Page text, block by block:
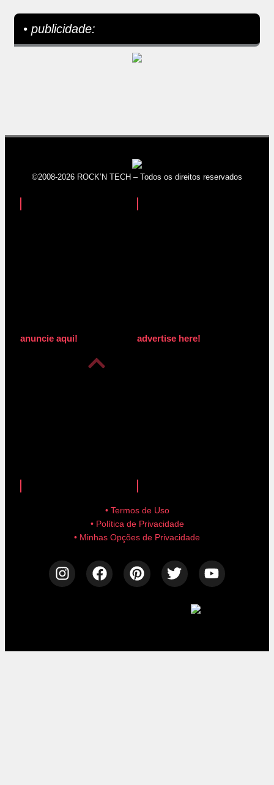
• publicidade:
©2008-2026 ROCK’N TECH – Todos os direitos reservados
anuncie aqui! advertise here!
• Termos de Uso
• Política de Privacidade
• Minhas Opções de Privacidade